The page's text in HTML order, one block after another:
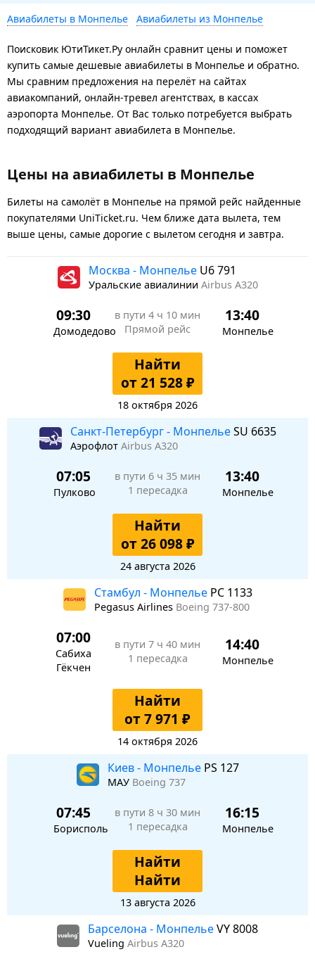
Авиабилеты в Монпелье Авиабилеты из Монпелье
Поисковик ЮтиТикет.Ру онлайн сравнит цены и поможет
купить самые дешевые авиабилеты в Монпелье и обратно.
Мы сравним предложения на перелёт на сайтах
авиакомпаний, онлайн-тревел агентствах, в кассах
аэропорта Монпелье. От Вас только потребуется выбрать
подходящий вариант авиабилета в Монпелье.
Цены на авиабилеты в Монпелье
Билеты на самолёт в Монпелье на прямой рейс найденные
покупателями UniTicket.ru. Чем ближе дата вылета, тем
выше цены, самые дорогие с вылетом сегодня и завтра.
Москва - Монпелье U6 791
Уральские авиалинии Airbus A320
09:30
Домодедово
в пути 4 ч 10 мин
Прямой рейс
13:40
Монпелье
Найти
от 21 528 ₽
18 октября 2026
Санкт-Петербург - МонпельеSU 6635
Аэрофлот Airbus A320
07:05
Пулково
в пути 6 ч 35 мин
1 пересадка
13:40
Монпелье
Найти
от 26 098 ₽
24 августа 2026
Стамбул - Монпелье PC 1133
Pegasus Airlines Boeing 737-800
07:00
Сабиха
Гёкчен
в пути 7 ч 40 мин
1 пересадка
14:40
Монпелье
Найти
от 7 971 ₽
14 октября 2026
Киев - Монпелье PS 127
МАУ Boeing 737
07:45
Борисполь
в пути 8 ч 30 мин
1 пересадка
16:15
Монпелье
Найти
Найти
13 августа 2026
Барселона - МонпельеVY 8008
Vueling Airbus A320